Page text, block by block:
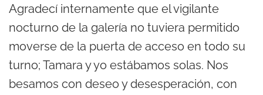
Agradecí internamente que el vigilante
nocturno de la galería no tuviera permitido
moverse de la puerta de acceso en todo su
turno; Tamara y yo estábamos solas. Nos
besamos con deseo y desesperación, con